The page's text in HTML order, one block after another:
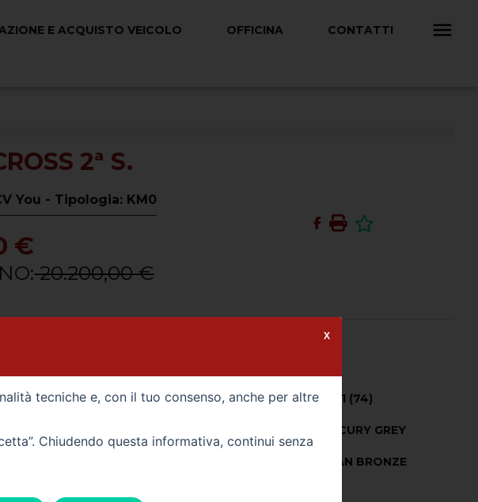
E ACQUISTO VEICOLO OFFICINA CONTATTI
2ª S.
You - Tipologia: KM0
€
20.200,00 €
-benzina Potenza CV (kW) - 101 (74)
MERCURY GREY
URBAN BRONZE
tecniche e, con il tuo consenso, anche per altre
Chiudendo questa informativa, continui senza
X